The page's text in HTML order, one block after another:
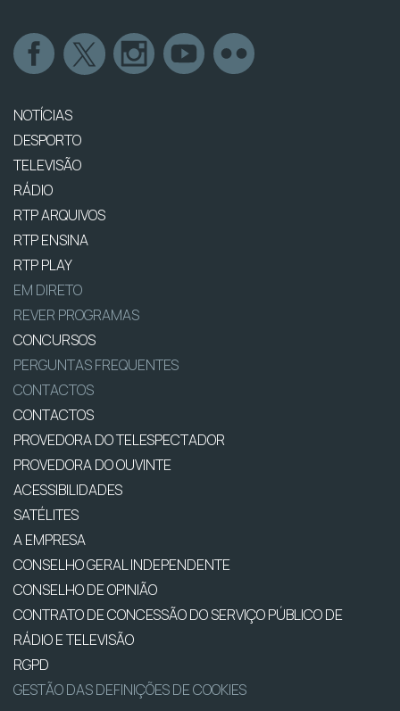
NOTÍCIAS
DESPORTO
TELEVISÃO
RÁDIO
RTP ARQUIVOS
RTP ENSINA
RTP PLAY
EM DIRETO
REVER PROGRAMAS
CONCURSOS
PERGUNTAS FREQUENTES
CONTACTOS
CONTACTOS
PROVEDORA DO TELESPECTADOR
PROVEDORA DO OUVINTE
ACESSIBILIDADES
SATÉLITES
A EMPRESA
CONSELHO GERAL INDEPENDENTE
CONSELHO DE OPINIÃO
CONTRATO DE CONCESSÃO DO SERVIÇO PÚBLICO DE
RÁDIO E TELEVISÃO
RGPD
GESTÃO DAS DEFINIÇÕES DE COOKIES